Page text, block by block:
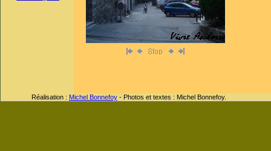
Réalisation : Michel Bonnefoy - Photos et textes : Michel Bonnefoy.